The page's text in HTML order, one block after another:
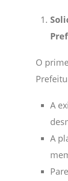
O
A
A